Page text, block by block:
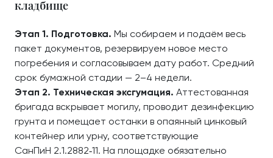
кладбище
Этап 1. Подготовка. Мы собираем и подаём весь
пакет документов, резервируем новое место
погребения и согласовываем дату работ. Средний
срок бумажной стадии — 2–4 недели.
Этап 2. Техническая эксгумация. Аттестованная
бригада вскрывает могилу, проводит дезинфекцию
грунта и помещает останки в опаянный цинковый
контейнер или урну, соответствующие
СанПиН 2.1.2882‑11. На площадке обязательно